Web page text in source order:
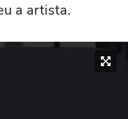
a artista.